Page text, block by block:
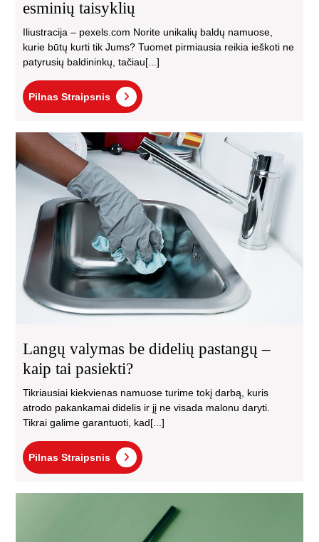
esminių taisyklių
Iliustracija – pexels.com Norite unikalių baldų namuose,
kurie būtų kurti tik Jums? Tuomet pirmiausia reikia ieškoti ne
patyrusių baldininkų, tačiau[...]
Pilnas Straipsnis
Pilnas
Straipsnis
Langų valymas be didelių pastangų –
kaip tai pasiekti?
Tikriausiai kiekvienas namuose turime tokį darbą, kuris
atrodo pakankamai didelis ir jį ne visada malonu daryti.
Tikrai galime garantuoti, kad[...]
Pilnas Straipsnis
Pilnas
Straipsnis